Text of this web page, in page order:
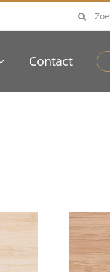
Zoeken
naar:
Contact